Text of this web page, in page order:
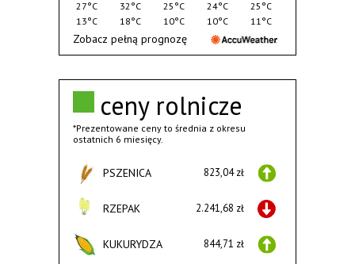
ceny rolnicze
*Prezentowane ceny to średnia z okresu
ostatnich 6 miesięcy.
PSZENICA 823,04 zł
RZEPAK 2.241,68 zł
KUKURYDZA 844,71 zł
27°C
13°C
32°C
18°C
25°C
10°C
24°C
10°C
25°C
11°C
Zobacz pełną prognozę